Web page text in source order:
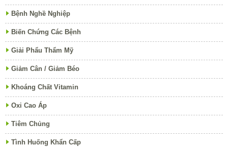
Bệnh Nghề Nghiệp
Biến Chứng Các Bệnh
Giải Phẩu Thẩm Mỹ
Giảm Cân / Giảm Béo
Khoáng Chất Vitamin
Oxi Cao Áp
Tiêm Chủng
Tình Huống Khẩn Cấp